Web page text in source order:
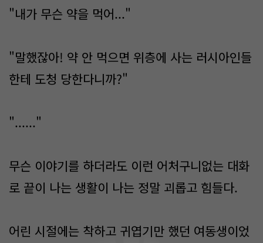
"내가 무슨 약을 먹어..."
"말했잖아! 약 안 먹으면 위층에 사는 러시아인들
한테 도청 당한다니까?"
"......"
무슨 이야기를 하더라도 이런 어처구니없는 대화
로 끝이 나는 생활이 나는 정말 괴롭고 힘들다.
어린 시절에는 착하고 귀엽기만 했던 여동생이었